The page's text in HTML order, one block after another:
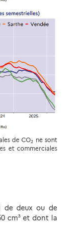
de CO₂ ne sont
et commerciales
de deux ou de
cm³ et dont la